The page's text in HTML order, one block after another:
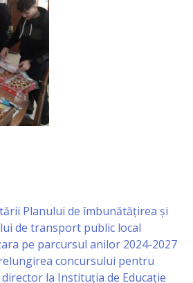
sport
Planului de îmbunătățirea și
de transport public local
pe parcursul anilor 2024-2027
concursului pentru
la Instituția de Educație